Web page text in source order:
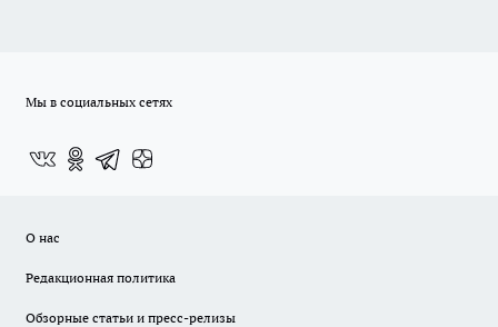
Мы в социальных сетях
О нас
Редакционная политика
Обзорные статьи и пресс-релизы